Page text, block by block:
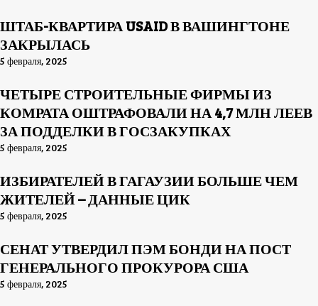
ШТАБ-КВАРТИРА USAID В ВАШИНГТОНЕ
ЗАКРЫЛАСЬ
5 февраля, 2025
ЧЕТЫРЕ СТРОИТЕЛЬНЫЕ ФИРМЫ ИЗ
КОМРАТА ОШТРАФОВАЛИ НА 4,7 МЛН ЛЕЕВ
ЗА ПОДДЕЛКИ В ГОСЗАКУПКАХ
5 февраля, 2025
ИЗБИРАТЕЛЕЙ В ГАГАУЗИИ БОЛЬШЕ ЧЕМ
ЖИТЕЛЕЙ – ДАННЫЕ ЦИК
5 февраля, 2025
СЕНАТ УТВЕРДИЛ ПЭМ БОНДИ НА ПОСТ
ГЕНЕРАЛЬНОГО ПРОКУРОРА США
5 февраля, 2025